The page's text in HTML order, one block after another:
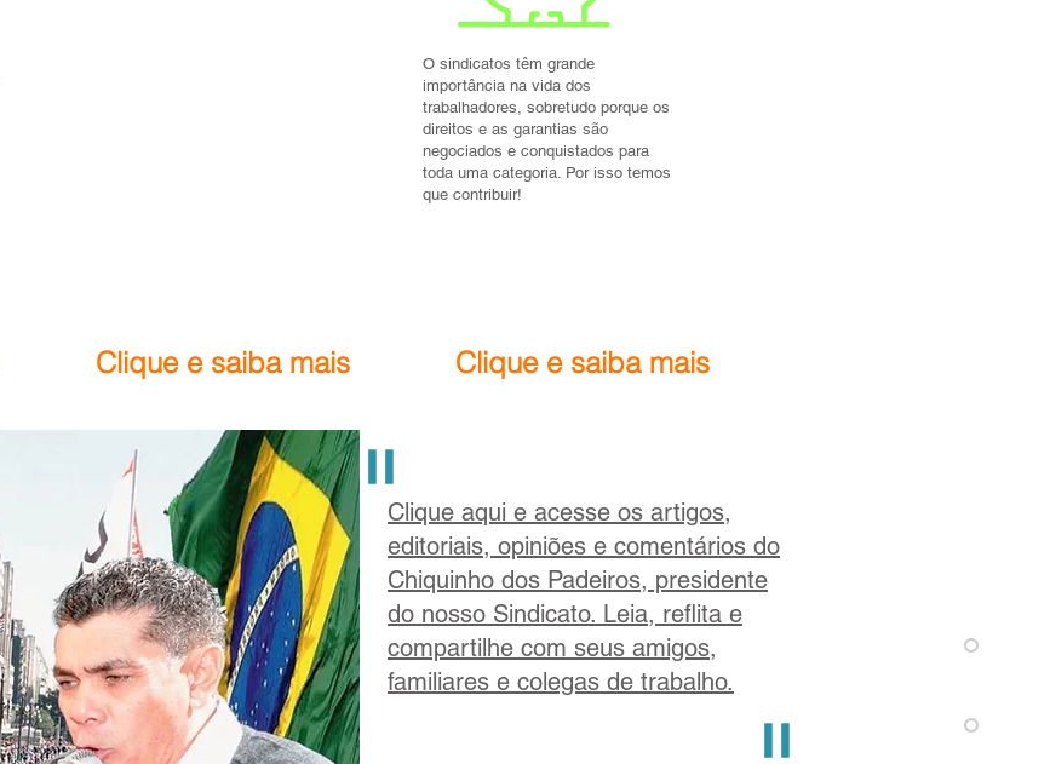
Clique e saiba mais
O sindicatos têm grande
importância na vida dos
trabalhadores, sobretudo porque os
direitos e as garantias são
negociados e conquistados para
toda uma categoria. Por isso temos
que contribuir!
Clique e saiba mais
"Clique aqui e acesse os artigos,
editoriais, opiniões e comentários do
Chiquinho dos Padeiros, presidente
do nosso Sindicato. Leia, reflita e
compartilhe com seus amigos,
familiares e colegas de trabalho.